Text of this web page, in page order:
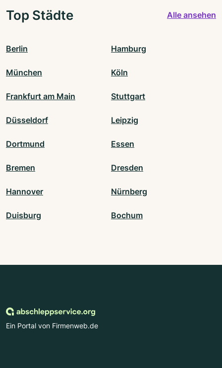
Top Städte Alle ansehen
Berlin Hamburg
München Köln
Frankfurt am Main Stuttgart
Düsseldorf Leipzig
Dortmund Essen
Bremen Dresden
Hannover Nürnberg
Duisburg Bochum
Ein Portal von Firmenweb.de